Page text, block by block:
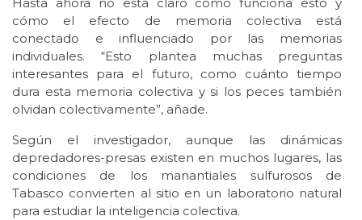
Hasta ahora no está claro cómo funciona esto y
cómo el efecto de memoria colectiva está
conectado e influenciado por las memorias
individuales. “Esto plantea muchas preguntas
interesantes para el futuro, como cuánto tiempo
dura esta memoria colectiva y si los peces también
olvidan colectivamente”, añade.
Según el investigador, aunque las dinámicas
depredadores-presas existen en muchos lugares, las
condiciones de los manantiales sulfurosos de
Tabasco convierten al sitio en un laboratorio natural
para estudiar la inteligencia colectiva.